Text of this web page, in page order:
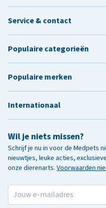
Wil je niets missen?
Schrijf je nu in voor de Medpets
nieuwtjes, leuke acties,
onze dierenarts. Voorwaarden
Service & contact
Populaire categorieën
Populaire merken
Internationaal